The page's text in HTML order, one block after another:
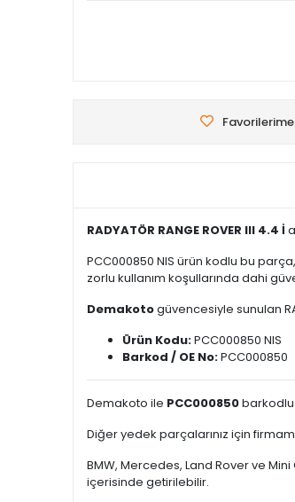
RADYATÖR RANGE ROVER III 4.4 İ
PCC000850 NIS ürün kodlu bu
zorlu kullanım koşullarında dahi
Demakotogüvencesiyle sunulan
Ürün Kodu:PCC000850 NIS
Barkod / OE No:PCC000850
Demakoto ile PCC000850barkodlu
Diğer yedek parçalarınız için
BMW, Mercedes, Land Rover ve
içerisinde getirilebilir.